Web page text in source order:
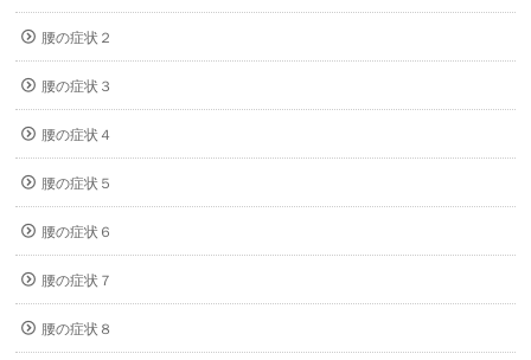
腰の症状２
腰の症状３
腰の症状４
腰の症状５
腰の症状６
腰の症状７
腰の症状８